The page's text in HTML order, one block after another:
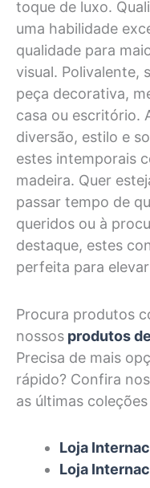
toque de luxo.
uma habilidade
qualidade para
visual. Polivalente,
peça decorativa,
casa ou escritório.
diversão, estilo e
estes intemporais
madeira. Quer
passar tempo de
queridos ou à
destaque, estes
perfeita para
Procura produtos
nossos produtos
Precisa de mais
rápido? Confira
as últimas coleções
Loja
Loja